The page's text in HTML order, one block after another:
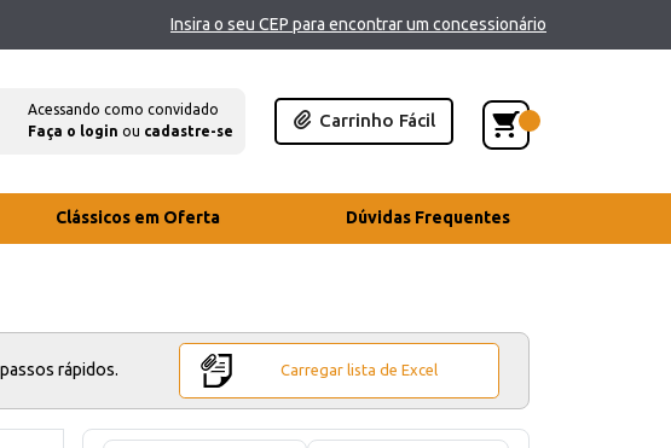
Insira o seu CEP para encontrar um concessionário
Acessando como convidado
Faça o login ou cadastre-se
Carrinho Fácil
Clássicos em Oferta Dúvidas Frequentes
rápidos. Carregar lista de Excel